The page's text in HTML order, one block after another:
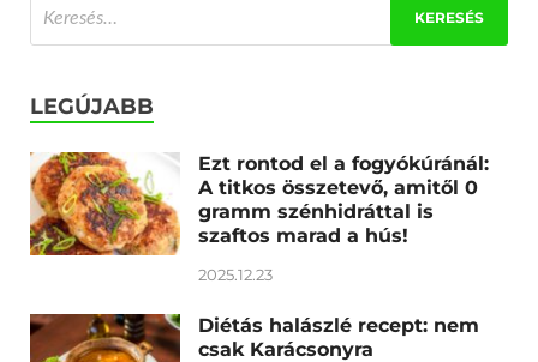
LEGÚJABB
Ezt rontod el a fogyókúránál:
A titkos összetevő, amitől 0
gramm szénhidráttal is
szaftos marad a hús!
2025.12.23
Diétás halászlé recept: nem
csak Karácsonyra